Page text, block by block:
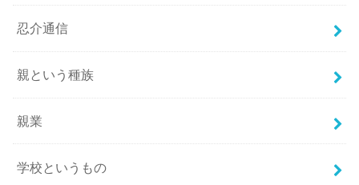
忍介通信
親という種族
親業
学校というもの